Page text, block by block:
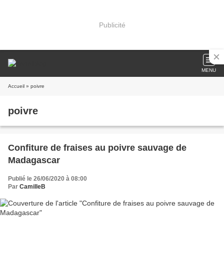
Publicité
MENU
Accueil » poivre
poivre
Confiture de fraises au poivre sauvage de
Madagascar
Publié le 26/06/2020 à 08:00
Par CamilleB